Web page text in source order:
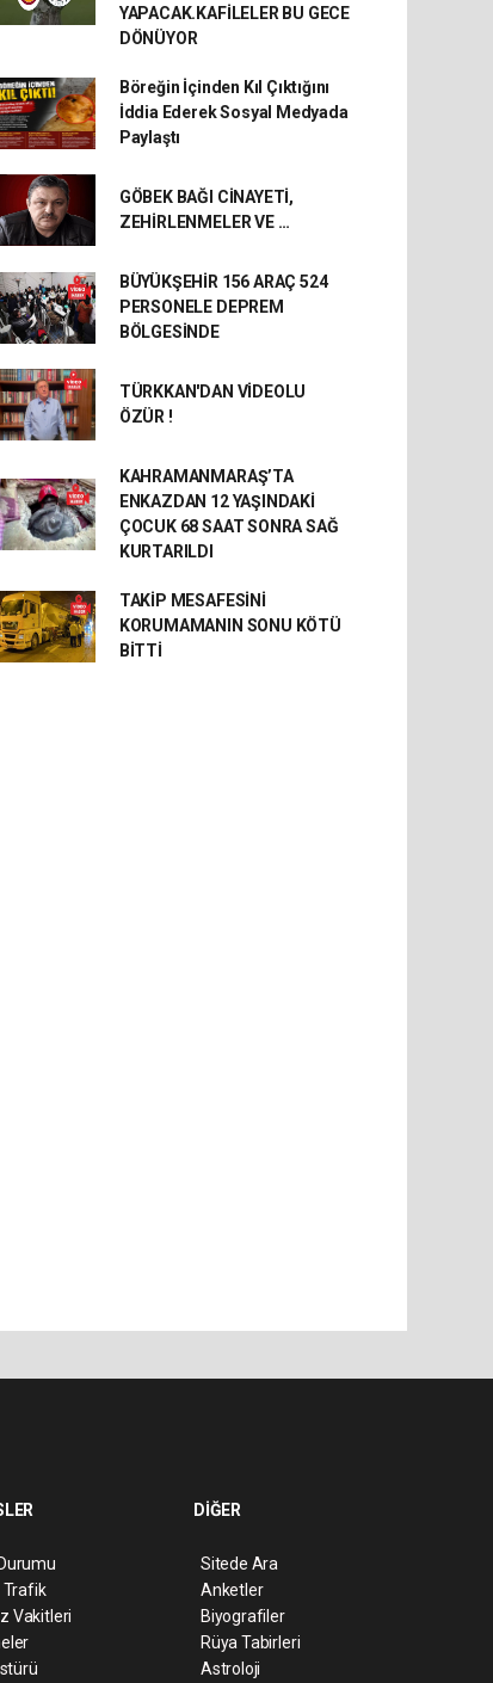
YAPACAK.KAFİLELER BU GECE
DÖNÜYOR
Böreğin İçinden Kıl Çıktığını
İddia Ederek Sosyal Medyada
Paylaştı
GÖBEK BAĞI CİNAYETİ,
ZEHİRLENMELER VE …
BÜYÜKŞEHİR 156 ARAÇ 524
PERSONELE DEPREM
BÖLGESİNDE
TÜRKKAN'DAN VİDEOLU
ÖZÜR !
KAHRAMANMARAŞ’TA
ENKAZDAN 12 YAŞINDAKİ
ÇOCUK 68 SAAT SONRA SAĞ
KURTARILDI
TAKİP MESAFESİNİ
KORUMAMANIN SONU KÖTÜ
BİTTİ
Trafik
Vakitleri
DİĞER
Sitede Ara
Anketler
Biyografiler
Rüya Tabirleri
Astroloji